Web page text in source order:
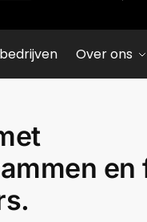
Over ons
en